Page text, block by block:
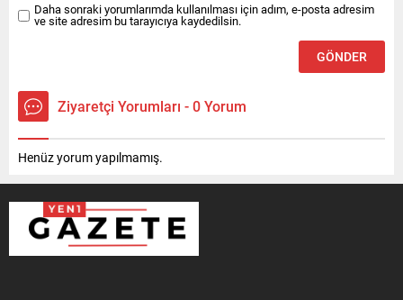
Daha sonraki yorumlarımda kullanılması için adım, e-posta adresim
ve site adresim bu tarayıcıya kaydedilsin.
Ziyaretçi Yorumları - 0 Yorum
Henüz yorum yapılmamış.